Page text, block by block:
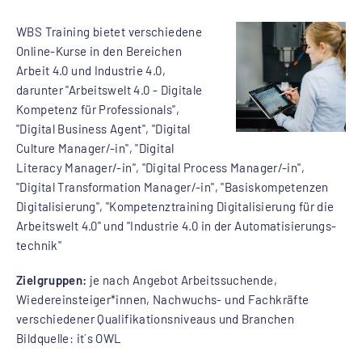
WBS Training bietet verschiedene
Online-Kurse in den Bereichen
Arbeit 4.0 und Industrie 4.0,
darunter "Arbeitswelt 4.0 - Digitale
Kompetenz für Professionals",
"Digital Business Agent", "Digital
Culture Manager/-in", "Digital
Literacy Manager/-in", "Digital Process Manager/-in",
"Digital Transformation Manager/-in", "Basiskompetenzen
Digitalisierung", "Kompetenztraining Digitalisierung für die
Arbeitswelt 4.0" und "Industrie 4.0 in der Auto­matisierungs­
technik"
Zielgruppen: je nach Angebot Arbeitssuchende,
Wiedereinsteiger*innen, Nachwuchs- und Fachkräfte
verschiedener Qualifikationsniveaus und Branchen
Bildquelle: it´s OWL